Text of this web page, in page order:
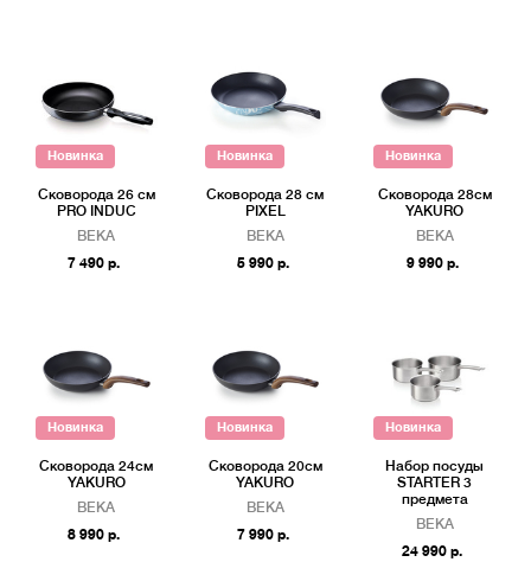
Новинка
Сковорода 26 см
PRO INDUC
BEKA
7 490 р.
Новинка
Сковорода 28 см
PIXEL
BEKA
5 990 р.
Новинка
Сковорода 28см
YAKURO
BEKA
9 990 р.
Новинка
Сковорода 24см
YAKURO
BEKA
8 990 р.
Новинка
Сковорода 20см
YAKURO
BEKA
7 990 р.
Новинка
Набор посуды
STARTER 3
предмета
BEKA
24 990 р.